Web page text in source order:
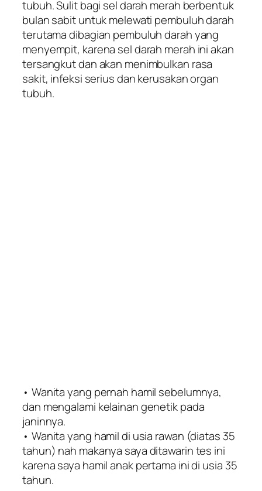
tubuh. Sulit bagi sel darah merah berbentuk
bulan sabit untuk melewati pembuluh darah
terutama dibagian pembuluh darah yang
menyempit, karena sel darah merah ini akan
tersangkut dan akan menimbulkan rasa
sakit, infeksi serius dan kerusakan organ
tubuh.
• Wanita yang pernah hamil sebelumnya,
dan mengalami kelainan genetik pada
janinnya.
• Wanita yang hamil di usia rawan (diatas 35
tahun) nah makanya saya ditawarin tes ini
karena saya hamil anak pertama ini di usia 35
tahun.